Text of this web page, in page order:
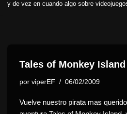
y de vez en cuando algo sobre
Tales of Monkey Island
por viperEF 06/02/2009
Vuelve nuestro pirata mas